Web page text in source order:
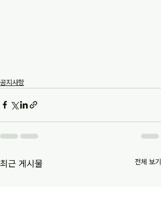
공지사항
최근 게시물 전체 보기